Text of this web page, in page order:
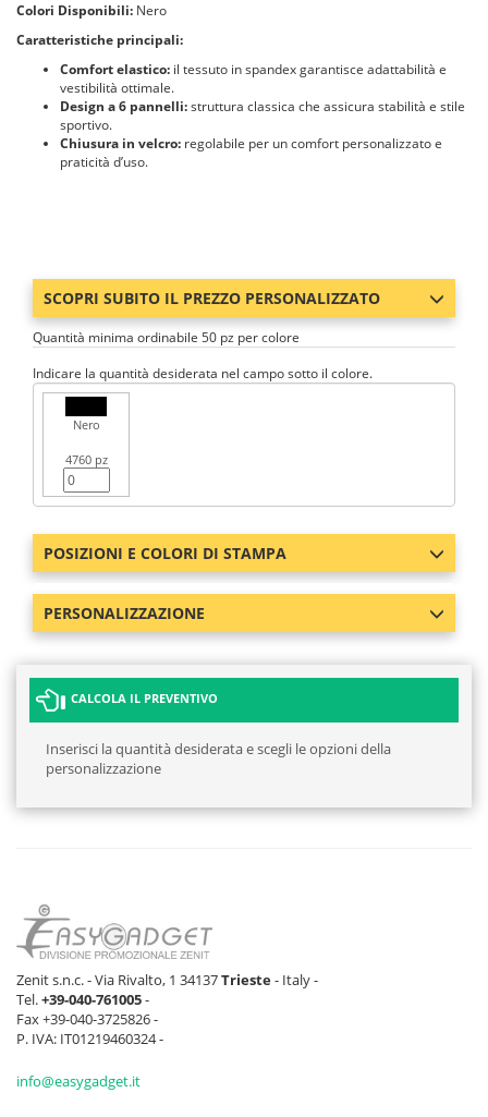
Colori Disponibili: Nero
Caratteristiche principali:
Comfort elastico: il tessuto in spandex garantisce adattabilità e
vestibilità ottimale.
Design a 6 pannelli:struttura classica che assicura stabilità e stile
sportivo.
Chiusura in velcro: regolabile per un comfort personalizzato e
praticità d’uso.
SCOPRI SUBITO IL PREZZO PERSONALIZZATO
Quantità minima ordinabile 50 pz per colore
Indicare la quantità desiderata nel campo sotto il colore.
Nero
4760 pz
POSIZIONI E COLORI DI STAMPA
PERSONALIZZAZIONE
CALCOLA IL PREVENTIVO
Inserisci la quantità desiderata e scegli le opzioni della
personalizzazione
Zenit s.n.c. - Via Rivalto, 1 34137Trieste- Italy -
Tel.+39-040-761005-
Fax +39-040-3725826 -
P. IVA: IT01219460324 -
info@easygadget.it